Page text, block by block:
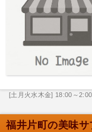
[土月火水木金] 18:00～2:00
福井片町の美味サ